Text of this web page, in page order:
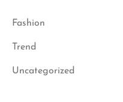
Fashion
Trend
Uncategorized